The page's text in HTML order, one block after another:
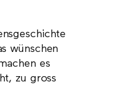
wünschen
es
zu gross